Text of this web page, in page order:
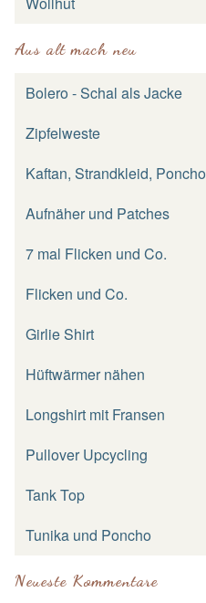
Aus alt mach neu
Bolero - Schal als Jacke
Zipfelweste
Kaftan, Strandkleid, Poncho
Aufnäher und Patches
7 mal Flicken und Co.
Flicken und Co.
Girlie Shirt
Hüftwärmer nähen
Longshirt mit Fransen
Pullover Upcycling
Tank Top
Tunika und Poncho
Neueste Kommentare